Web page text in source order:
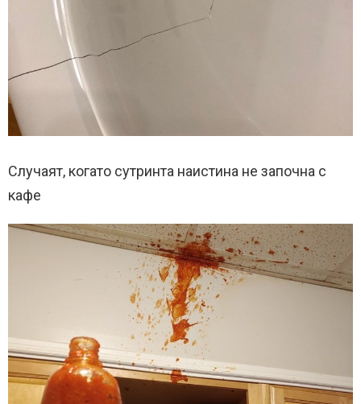
Случаят, когато сутринта наистина не започна с
кафе